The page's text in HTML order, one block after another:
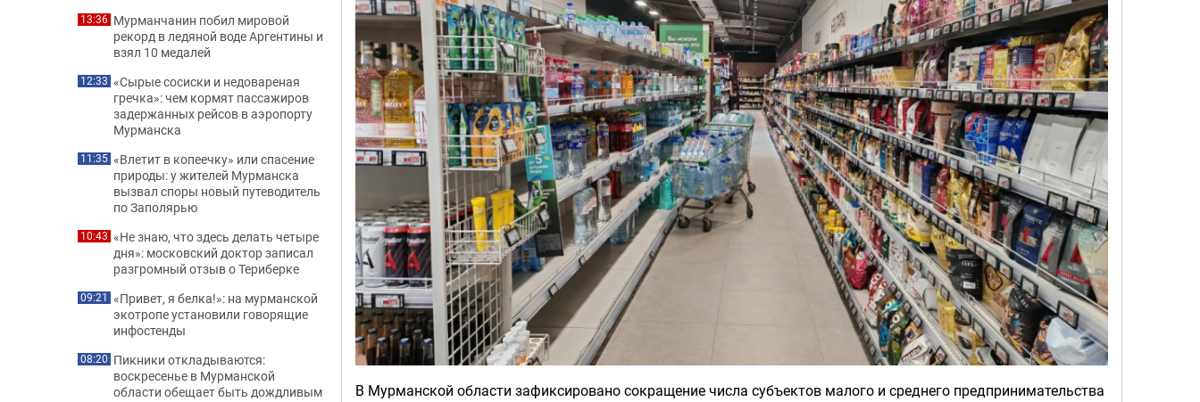
В Мурманской области зафиксировано сокращение числа субъектов малого и среднего предпринимательства
13:36 Мурманчанин побил мировой
рекорд в ледяной воде Аргентины и
взял 10 медалей
12:33 «Сырые сосиски и недовареная
гречка»: чем кормят пассажиров
задержанных рейсов в аэропорту
Мурманска
11:35 «Влетит в копеечку» или спасение
природы: у жителей Мурманска
вызвал споры новый путеводитель
по Заполярью
10:43 «Не знаю, что здесь делать четыре
дня»: московский доктор записал
разгромный отзыв о Териберке
09:21 «Привет, я белка!»: на мурманской
экотропе установили говорящие
инфостенды
08:20 Пикники откладываются:
воскресенье в Мурманской
области обещает быть дождливым